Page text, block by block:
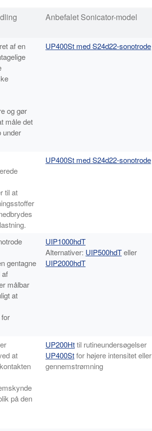
Anbefalet Sonicator-model
af en
og gør
måle det
under
UP400St med S24d22-sonotrode
til at
UP400St med S24d22-sonotrode
gentagne
af
målbar
at
UIP1000hdT
Alternativer: UIP500hdTeller
UIP2000hdT
at
på den
UP200Httil rutineundersøgelser
UP400Stfor højere intensitet eller
gennemstrømning